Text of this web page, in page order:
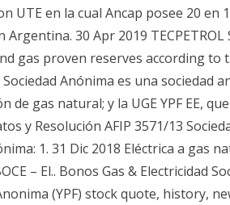
UTE en la cual Ancap posee 20 en
30 Apr 2019 TECPETROL
gas proven reserves according
Sociedad Anónima es una sociedad
de gas natural; y la UGE YPF EE,
y Resolución AFIP 3571/13
1. 31 Dic 2018 Eléctrica a gas
– El.. Bonos Gas & Electricidad
(YPF) stock quote, history,